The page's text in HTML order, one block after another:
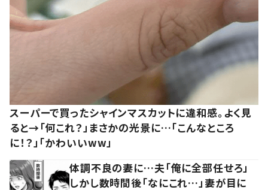
スーパーで買ったシャインマスカットに違和感。よく見
ると→「何これ？」まさかの光景に…「こんなところ
に！？」「かわいいww」
体調不良の妻に…夫「俺に全部任せろ」
しかし数時間後「なにこれ…」妻が目に